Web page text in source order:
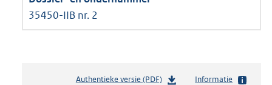
35450-IIB nr. 2
Authentieke versie (PDF)b
Informatie